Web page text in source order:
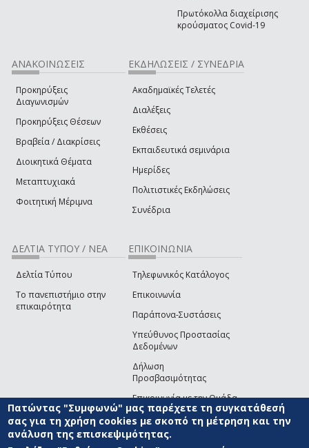
Πρωτόκολλα διαχείρισης
κρούσματος Covid-19
ΑΝΑΚΟΙΝΩΣΕΙΣ
Προκηρύξεις
Διαγωνισμών
Προκηρύξεις Θέσεων
Βραβεία / Διακρίσεις
Διοικητικά Θέματα
Μεταπτυχιακά
Φοιτητική Μέριμνα
ΕΚΔΗΛΩΣΕΙΣ / ΣΥΝΕΔΡΙΑ
Ακαδημαϊκές Τελετές
Διαλέξεις
Εκθέσεις
Εκπαιδευτικά σεμινάρια
Ημερίδες
Πολιτιστικές Εκδηλώσεις
Συνέδρια
ΔΕΛΤΙΑ ΤΥΠΟΥ / ΝΕΑ
Δελτία Τύπου
Το πανεπιστήμιο στην
επικαιρότητα
ΕΠΙΚΟΙΝΩΝΙΑ
Τηλεφωνικός Κατάλογος
Επικοινωνία
Παράπονα-Συστάσεις
Υπεύθυνος Προστασίας
Δεδομένων
Δήλωση
Προσβασιμότητας
Επικοινωνία με την Ομάδα
Ανάπτυξης του site(link sends e-mail)
© ΠΑΝΕΠΙΣΤΗΜΙΟ ΑΙΓΑΙΟΥ ΟΡΟΙ ΧΡΗΣΗΣ
Πατώντας "Συμφωνώ" μας παρέχετε τη συγκατάθεσή
σας για τη χρήση cookies με σκοπό τη μέτρηση και την
ανάλυση της επισκεψιμότητας.